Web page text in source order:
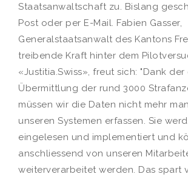
Staatsanwaltschaft zu. Bislang
Post oder per E-Mail. Fabien Gasser,
Generalstaatsanwalt des Kantons
treibende Kraft hinter dem
«Justitia.Swiss», freut sich: "Dank
Übermittlung der rund 3000
müssen wir die Daten nicht mehr
unseren Systemen erfassen. Sie
eingelesen und implementiert und
anschliessend von unseren
weiterverarbeitet werden. Das spart